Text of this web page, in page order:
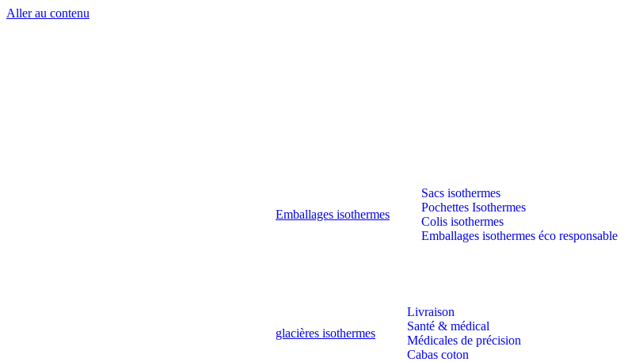
Aller au contenu
Emballages isothermes
Sacs isothermes
Pochettes Isothermes
Colis isothermes
Emballages isothermes éco responsable
glacières isothermes
Livraison
Santé & médical
Médicales de précision
Cabas coton